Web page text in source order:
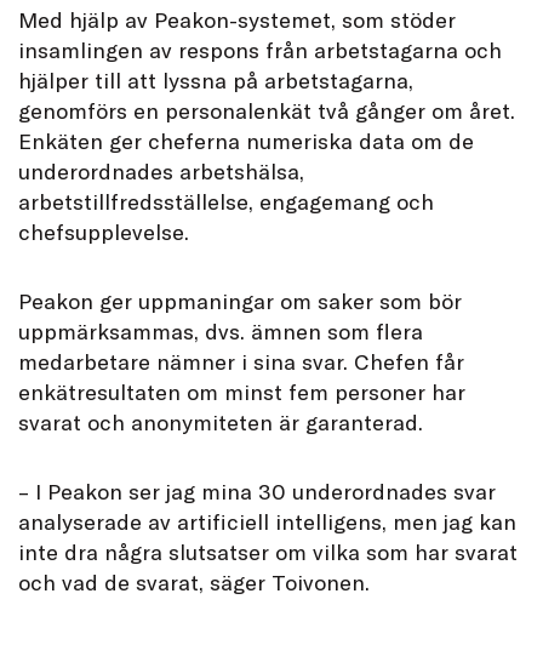
Med hjälp av Peakon-systemet, som stöder
insamlingen av respons från arbetstagarna och
hjälper till att lyssna på arbetstagarna,
genomförs en personalenkät två gånger om året.
Enkäten ger cheferna numeriska data om de
underordnades arbetshälsa,
arbetstillfredsställelse, engagemang och
chefsupplevelse.
Peakon ger uppmaningar om saker som bör
uppmärksammas, dvs. ämnen som flera
medarbetare nämner i sina svar. Chefen får
enkätresultaten om minst fem personer har
svarat och anonymiteten är garanterad.
– I Peakon ser jag mina 30 underordnades svar
analyserade av artificiell intelligens, men jag kan
inte dra några slutsatser om vilka som har svarat
och vad de svarat, säger Toivonen.